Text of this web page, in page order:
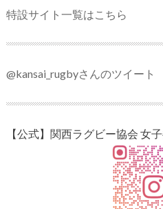
特設サイト一覧はこちら
@kansai_rugbyさんのツイート
【公式】関西ラグビー協会 女